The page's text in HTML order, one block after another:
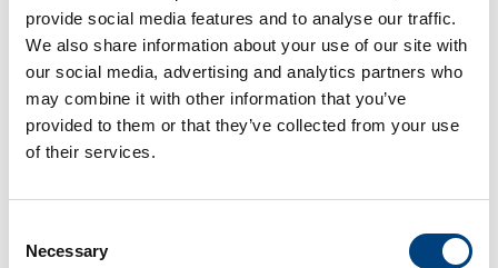
provide social media features and to analyse our traffic.
We also share information about your use of our site with
our social media, advertising and analytics partners who
may combine it with other information that you’ve
provided to them or that they’ve collected from your use
of their services.
Selection
Necessary
yrityksellesi
edpemin avulla sinulla on tarpeellinen tieto
läpinäkyvyyttä koko prosessiketjuun